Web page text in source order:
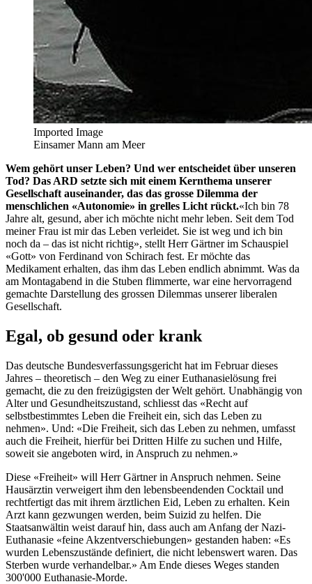
Imported Image
Einsamer Mann am Meer
Wem gehört unser Leben? Und wer entscheidet über unseren
Tod? Das ARD setzte sich mit einem Kernthema unserer
Gesellschaft auseinander, das das grosse Dilemma der
menschlichen «Autonomie» in grelles Licht rückt.«Ich bin 78
Jahre alt, gesund, aber ich möchte nicht mehr leben. Seit dem Tod
meiner Frau ist mir das Leben verleidet. Sie ist weg und ich bin
noch da – das ist nicht richtig», stellt Herr Gärtner im Schauspiel
«Gott» von Ferdinand von Schirach fest. Er möchte das
Medikament erhalten, das ihm das Leben endlich abnimmt. Was da
am Montagabend in die Stuben flimmerte, war eine hervorragend
gemachte Darstellung des grossen Dilemmas unserer liberalen
Gesellschaft.
Egal, ob gesund oder krank
Das deutsche Bundesverfassungsgericht hat im Februar dieses
Jahres – theoretisch – den Weg zu einer Euthanasielösung frei
gemacht, die zu den freizügigsten der Welt gehört. Unabhängig von
Alter und Gesundheitszustand, schliesst das «Recht auf
selbstbestimmtes Leben die Freiheit ein, sich das Leben zu
nehmen». Und: «Die Freiheit, sich das Leben zu nehmen, umfasst
auch die Freiheit, hierfür bei Dritten Hilfe zu suchen und Hilfe,
soweit sie angeboten wird, in Anspruch zu nehmen.»
Diese «Freiheit» will Herr Gärtner in Anspruch nehmen. Seine
Hausärztin verweigert ihm den lebensbeendenden Cocktail und
rechtfertigt das mit ihrem ärztlichen Eid, Leben zu erhalten. Kein
Arzt kann gezwungen werden, beim Suizid zu helfen. Die
Staatsanwältin weist darauf hin, dass auch am Anfang der Nazi-
Euthanasie «feine Akzentverschiebungen» gestanden haben: «Es
wurden Lebenszustände definiert, die nicht lebenswert waren. Das
Sterben wurde verhandelbar.» Am Ende dieses Weges standen
300'000 Euthanasie-Morde.